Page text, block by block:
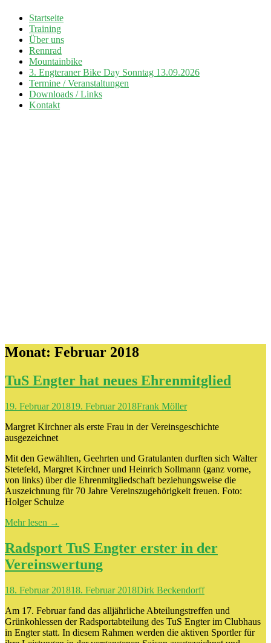
Zum
Inhalt
springen
Radsport TuS Engter
Startseite
Training
Über uns
Rennrad
Mountainbike
3. Engteraner Bike Day Sonntag 13.09.2026
Termine / Veranstaltungen
Downloads / Links
Kontakt
Monat: Februar 2018
TuS Engter hat neues Ehrenmitglied
19. Februar 201819. Februar 2018Frank Möller
Margret Kirchner als erste Frau in der Vereinsgeschichte
ausgezeichnet
Mit den Gewählten, Geehrten und Gratulanten durften sich Walter
Stetefeld, Margret Kirchner und Heinrich Sollmann (ganz vorne,
von links) über die Ehrenmitgliedschaft beziehungsweise die
Auszeichnung für 70 Jahre Vereinszugehörigkeit freuen. Foto:
Holger Schulze
Mehr lesen →
Radsport TuS Engter erster in der
Vereinswertung
18. Februar 201818. Februar 2018Dirk Beckendorff
Am 17. Februar fand das alljährliche Abteilungstreffen und
Grünkohlessen der Radsportabteilung des TuS Engter im Clubhaus
in Engter statt. In diesem Rahmen werden die aktiven Sportler für